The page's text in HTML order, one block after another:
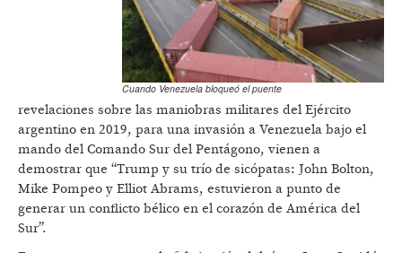
Cuando Venezuela bloqueó el puente
revelaciones sobre las maniobras militares del Ejército
argentino en 2019, para una invasión a Venezuela bajo el
mando del Comando Sur del Pentágono, vienen a
demostrar que “Trump y su trío de sicópatas: John Bolton,
Mike Pompeo y Elliot Abrams, estuvieron a punto de
generar un conflicto bélico en el corazón de América del
Sur”.